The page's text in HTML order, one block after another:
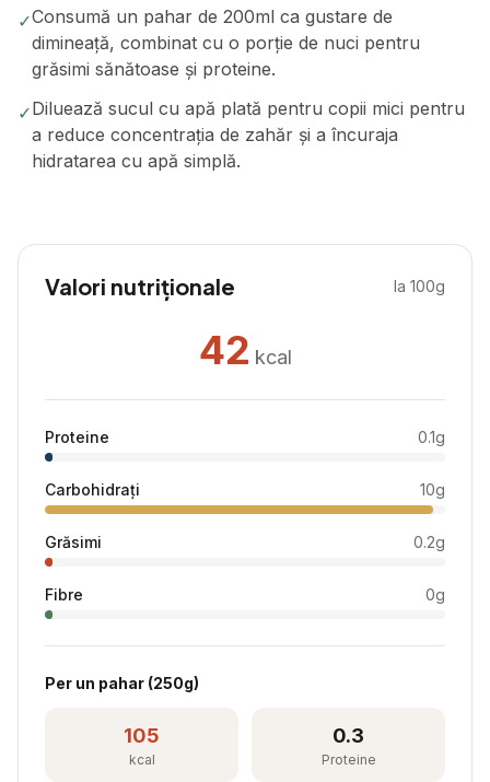
✓Consumă un pahar de 200ml ca gustare de
dimineață, combinat cu o porție de nuci pentru
grăsimi sănătoase și proteine.
✓Diluează sucul cu apă plată pentru copii mici pentru
a reduce concentrația de zahăr și a încuraja
hidratarea cu apă simplă.
Valori nutriționale la 100g
42 kcal
Proteine 0.1g
Carbohidrați 10g
Grăsimi 0.2g
Fibre 0g
Per un pahar (250g)
105
kcal
0.3
Proteine